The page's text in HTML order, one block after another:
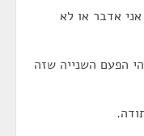
אדבר או לא
הפעם השנייה שזה